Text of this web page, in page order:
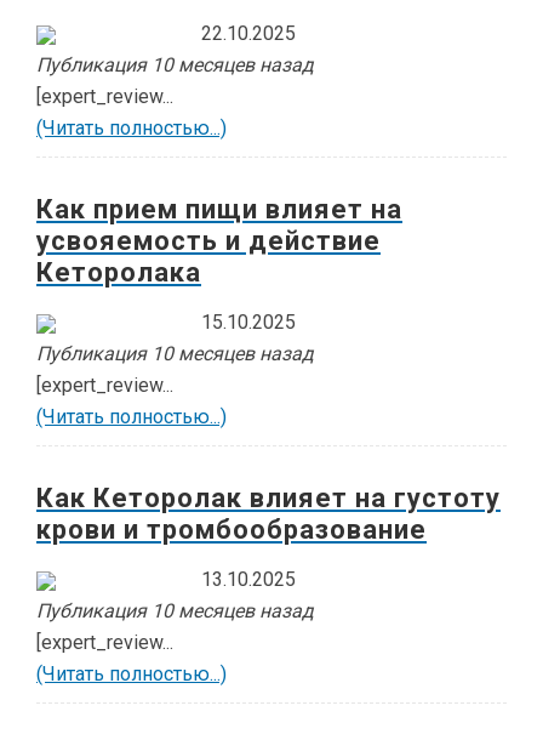
22.10.2025
Публикация 10 месяцев назад
[expert_review...
(Читать полностью...)
Как прием пищи влияет на
усвояемость и действие
Кеторолака
15.10.2025
Публикация 10 месяцев назад
[expert_review...
(Читать полностью...)
Как Кеторолак влияет на густоту
крови и тромбообразование
13.10.2025
Публикация 10 месяцев назад
[expert_review...
(Читать полностью...)